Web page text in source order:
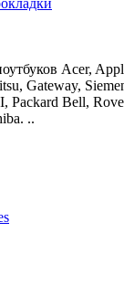
Acer,
Gateway,
Packard Bell,
..